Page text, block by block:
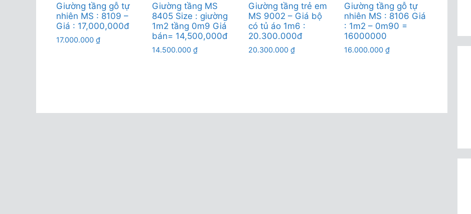
Giường tầng gỗ tự
nhiên MS : 8109 –
Giá : 17,000,000đ
17.000.000 ₫
Giường tầng MS
8405 Size : giường
1m2 tầng 0m9 Giá
bán= 14,500,000đ
14.500.000₫
Giường tầng trẻ em
MS 9002 – Giá bộ
có tủ áo 1m6 :
20.300.000đ
20.300.000 ₫
Giường tầng gỗ tự
nhiên MS : 8106 Giá
: 1m2 – 0m90 =
16000000
16.000.000 ₫